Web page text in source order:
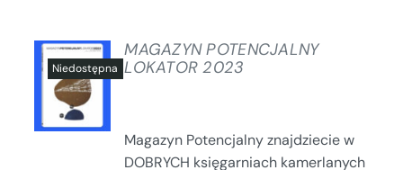
SZCZEGÓŁY
MAGAZYN POTENCJALNY
LOKATOR 2023
Magazyn Potencjalny znajdziecie w
DOBRYCH księgarniach kamerlanych